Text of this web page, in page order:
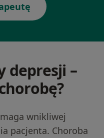
depresji –
wnikliwej
pacjenta. Choroba